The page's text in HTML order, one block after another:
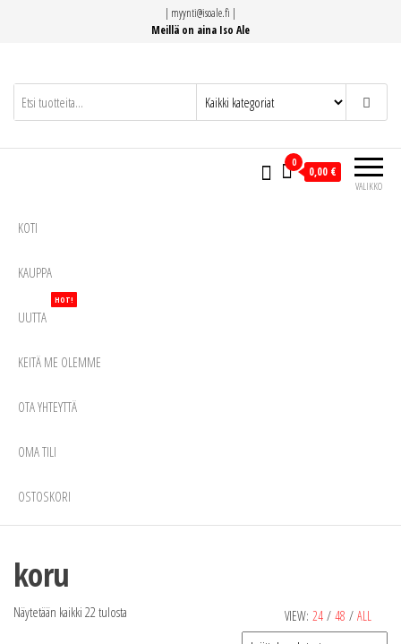
| myynti@isoale.fi |
Meillä on aina Iso Ale
VALIKKO
0
0,00 €
KOTI
KAUPPA
UUTTA
HOT!
KEITÄ ME OLEMME
OTA YHTEYTTÄ
OMA TILI
OSTOSKORI
koru
VIEW: 24 / 48 / ALL
Näytetään kaikki 22 tulosta